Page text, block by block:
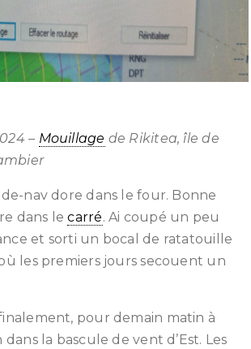
– Mouillage de Rikitea, île de
de-nav dore dans le four. Bonne
dans lecarré. Ai coupé un peu
et sorti un bocal de ratatouille
les premiers jours secouent un
pour demain matin à
dans la bascule de vent d’Est. Les